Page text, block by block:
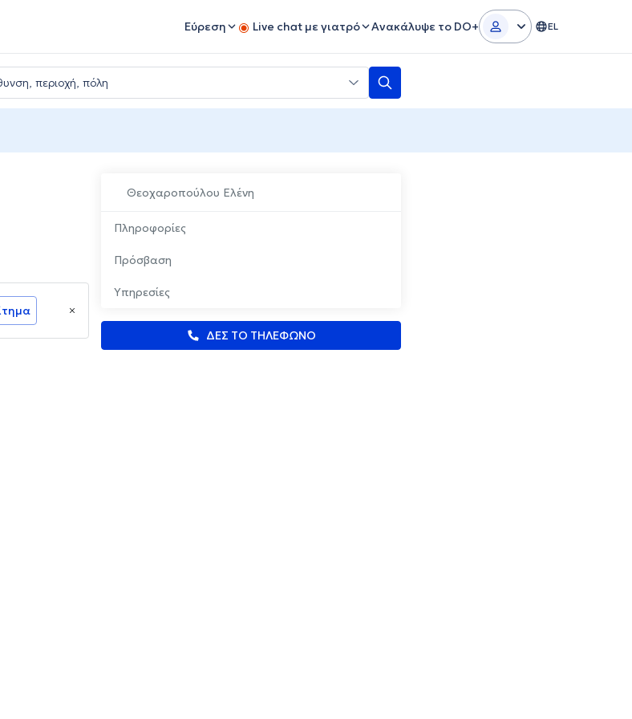
Εύρεση Live chat με γιατρό Ανακάλυψε το DO+ EL
Θεοχαροπούλου Ελένη
Πληροφορίες
Πρόσβαση
Υπηρεσίες
ΔΕΣ ΤΟ ΤΗΛΕΦΩΝΟ